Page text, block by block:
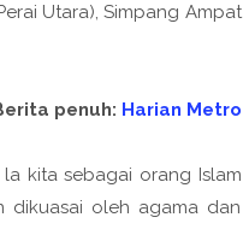
Utara), Simpang Ampat
penuh: Harian Metro
kita sebagai orang Islam
dikuasai oleh agama dan